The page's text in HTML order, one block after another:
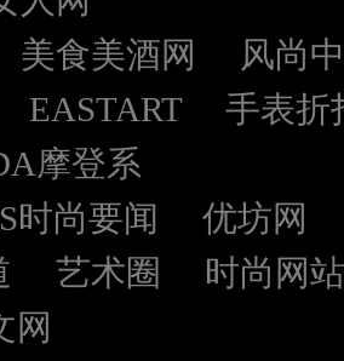
美食美酒网
风尚
EASTART
手表折
摩登系
时尚要闻
优坊网
艺术圈
时尚网站
网